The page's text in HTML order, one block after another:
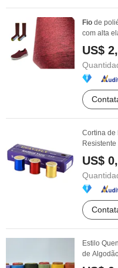
Fio de
com alta
US$
Cortina de
US$
Estilo
de